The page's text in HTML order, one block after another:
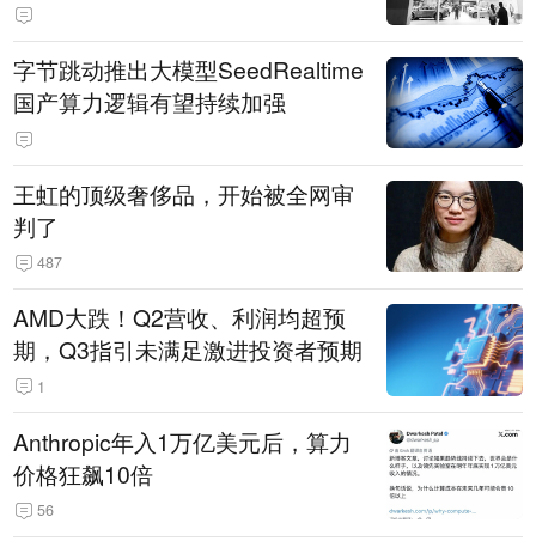
14.3万辆
字节跳动推出大模型SeedRealtime
国产算力逻辑有望持续加强
王虹的顶级奢侈品，开始被全网审
判了
487
AMD大跌！Q2营收、利润均超预
期，Q3指引未满足激进投资者预期
1
Anthropic年入1万亿美元后，算力
价格狂飙10倍
56